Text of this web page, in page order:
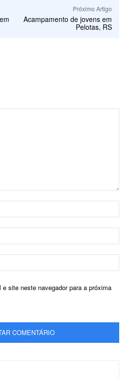
Próximo Artigo
Acampamento de jovens em
Pelotas, RS
site neste navegador para a próxima